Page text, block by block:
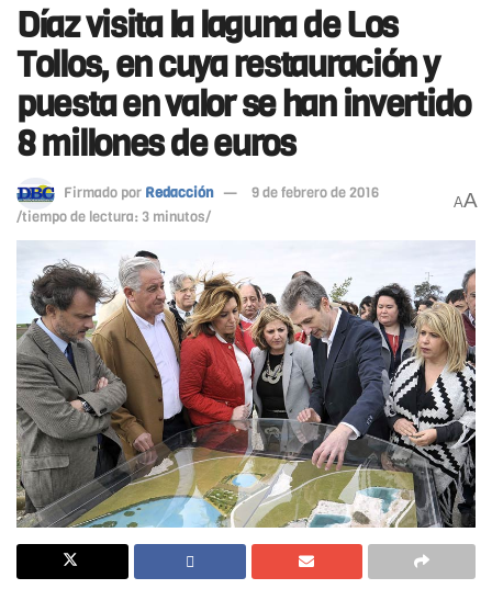
Díaz visita la laguna de Los
Tollos, en cuya restauración y
puesta en valor se han invertido
8 millones de euros
Firmado por Redacción
9 de febrero de 2016
/tiempo de lectura: 3 minutos/
AA